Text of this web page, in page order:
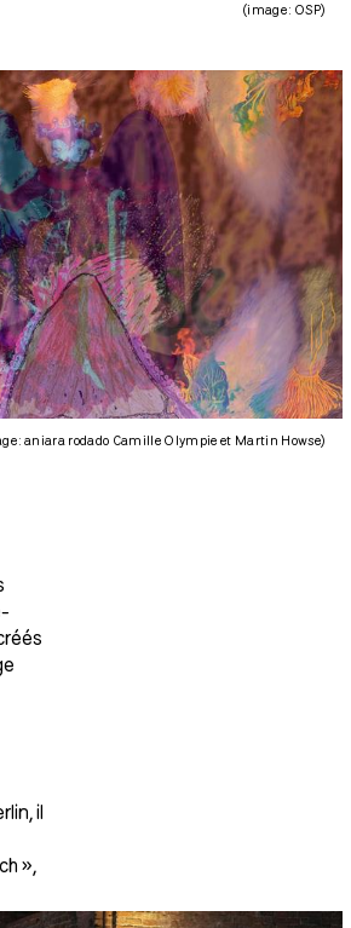
(image : OSP)
: aniara rodado Camille Olympie et Martin Howse)
il
»,